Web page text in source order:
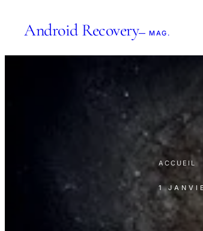
Android Recovery— MAG.
ACCUEIL
1